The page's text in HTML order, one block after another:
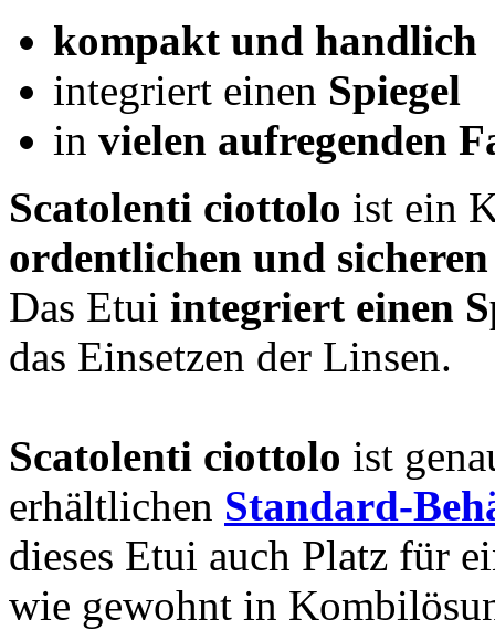
kompakt und handlich
integriert einen Spiegel
in vielen aufregenden
Scatolenti ciottolo ist ein
ordentlichen und
Das Etui integriert einen
das Einsetzen der Linsen.
Scatolenti ciottolo ist
erhältlichen Standard-
dieses Etui auch Platz für
wie gewohnt in